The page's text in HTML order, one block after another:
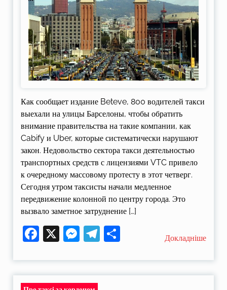
Как сообщает издание Beteve, 800 водителей такси
выехали на улицы Барселоны, чтобы обратить
внимание правительства на такие компании, как
Cabify и Uber, которые систематически нарушают
закон. Недовольство сектора такси деятельностью
транспортных средств с лицензиями VTC привело
к очередному массовому протесту в этот четверг.
Сегодня утром таксисты начали медленное
передвижение колонной по центру города. Это
вызвало заметное затруднение […]
Facebook
X Messenger
Telegram
Поділитися
Докладніше